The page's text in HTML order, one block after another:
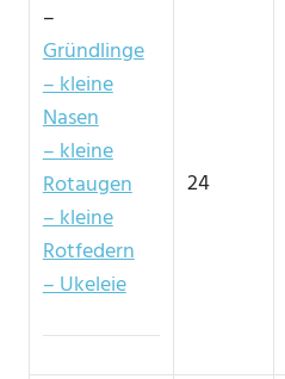
–
Gründlinge
– kleine
Nasen
– kleine
Rotaugen
– kleine
Rotfedern
– Ukeleie
24